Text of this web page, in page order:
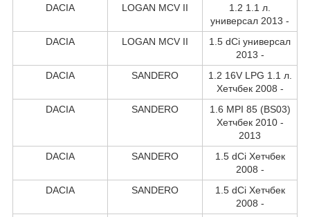
DACIA
LOGAN MCV II
1.2 1.1 л.
универсал 2013 -
DACIA
LOGAN MCV II
1.5 dCi универсал
2013 -
DACIA
SANDERO
1.2 16V LPG 1.1 л.
Хетчбек 2008 -
DACIA
SANDERO
1.6 MPI 85 (BS03)
Хетчбек 2010 -
2013
DACIA
SANDERO
1.5 dCi Хетчбек
2008 -
DACIA
SANDERO
1.5 dCi Хетчбек
2008 -